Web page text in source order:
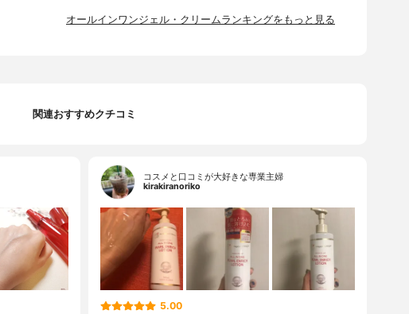
オールインワンジェル・クリームランキングをもっと見る
関連おすすめクチコミ
コスメと口コミが大好きな専業主婦
kirakiranoriko
5.00